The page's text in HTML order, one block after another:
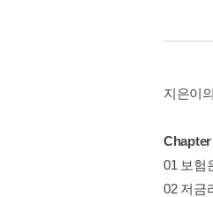
지은이
Chapter
01 보험
02 저금